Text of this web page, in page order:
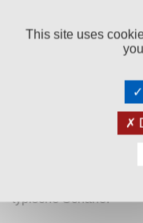
Zusätzliche
Versand & Zahlung
Bewertungen (0)
EASY SPICES Thai
typische Schärfe.
This site uses